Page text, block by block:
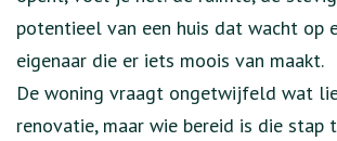
potentieel van een huis dat wacht op
eigenaar die er iets moois van maakt.
De woning vraagt ongetwijfeld wat
renovatie, maar wie bereid is die stap